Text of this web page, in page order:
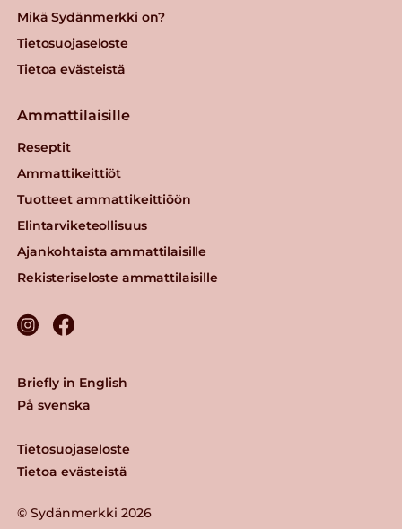
Mikä Sydänmerkki on?
Tietosuojaseloste
Tietoa evästeistä
Ammattilaisille
Reseptit
Ammattikeittiöt
Tuotteet ammattikeittiöön
Elintarviketeollisuus
Ajankohtaista ammattilaisille
Rekisteriseloste ammattilaisille
© Sydänmerkki 2026
Tietosuojaseloste
Tietoa evästeistä
Briefly in English
På svenska